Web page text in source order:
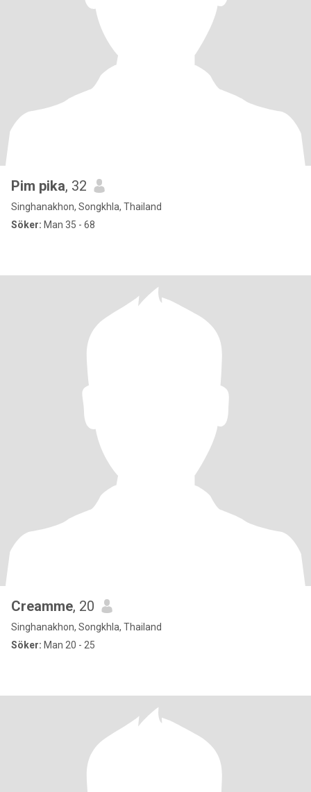
Pim pika, 32
Singhanakhon, Songkhla, Thailand
Söker: Man 35 - 68
Creamme, 20
Singhanakhon, Songkhla, Thailand
Söker: Man 20 - 25